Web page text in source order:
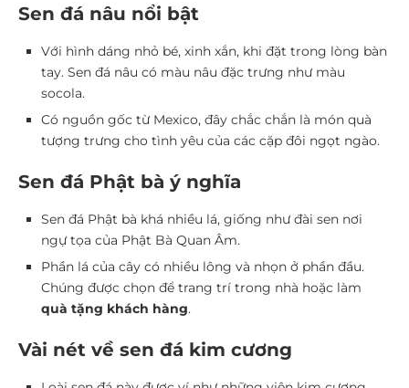
Sen đá nâu nổi bật
Với hình dáng nhỏ bé, xinh xắn, khi đặt trong lòng bàn
tay. Sen đá nâu có màu nâu đặc trưng như màu
socola.
Có nguồn gốc từ Mexico, đây chắc chắn là món quà
tượng trưng cho tình yêu của các cặp đôi ngọt ngào.
Sen đá Phật bà ý nghĩa
Sen đá Phật bà khá nhiều lá, giống như đài sen nơi
ngự tọa của Phật Bà Quan Âm.
Phần lá của cây có nhiều lông và nhọn ở phần đầu.
Chúng được chọn để trang trí trong nhà hoặc làm
quà tặng khách hàng.
Vài nét về sen đá kim cương